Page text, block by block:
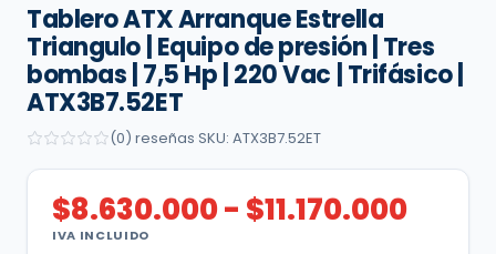
Tablero ATX Arranque Estrella
Triangulo | Equipo de presión | Tres
bombas | 7,5 Hp | 220 Vac | Trifásico |
ATX3B7.52ET
(0) reseñas SKU: ATX3B7.52ET
$8.630.000- $11.170.000
IVA INCLUIDO